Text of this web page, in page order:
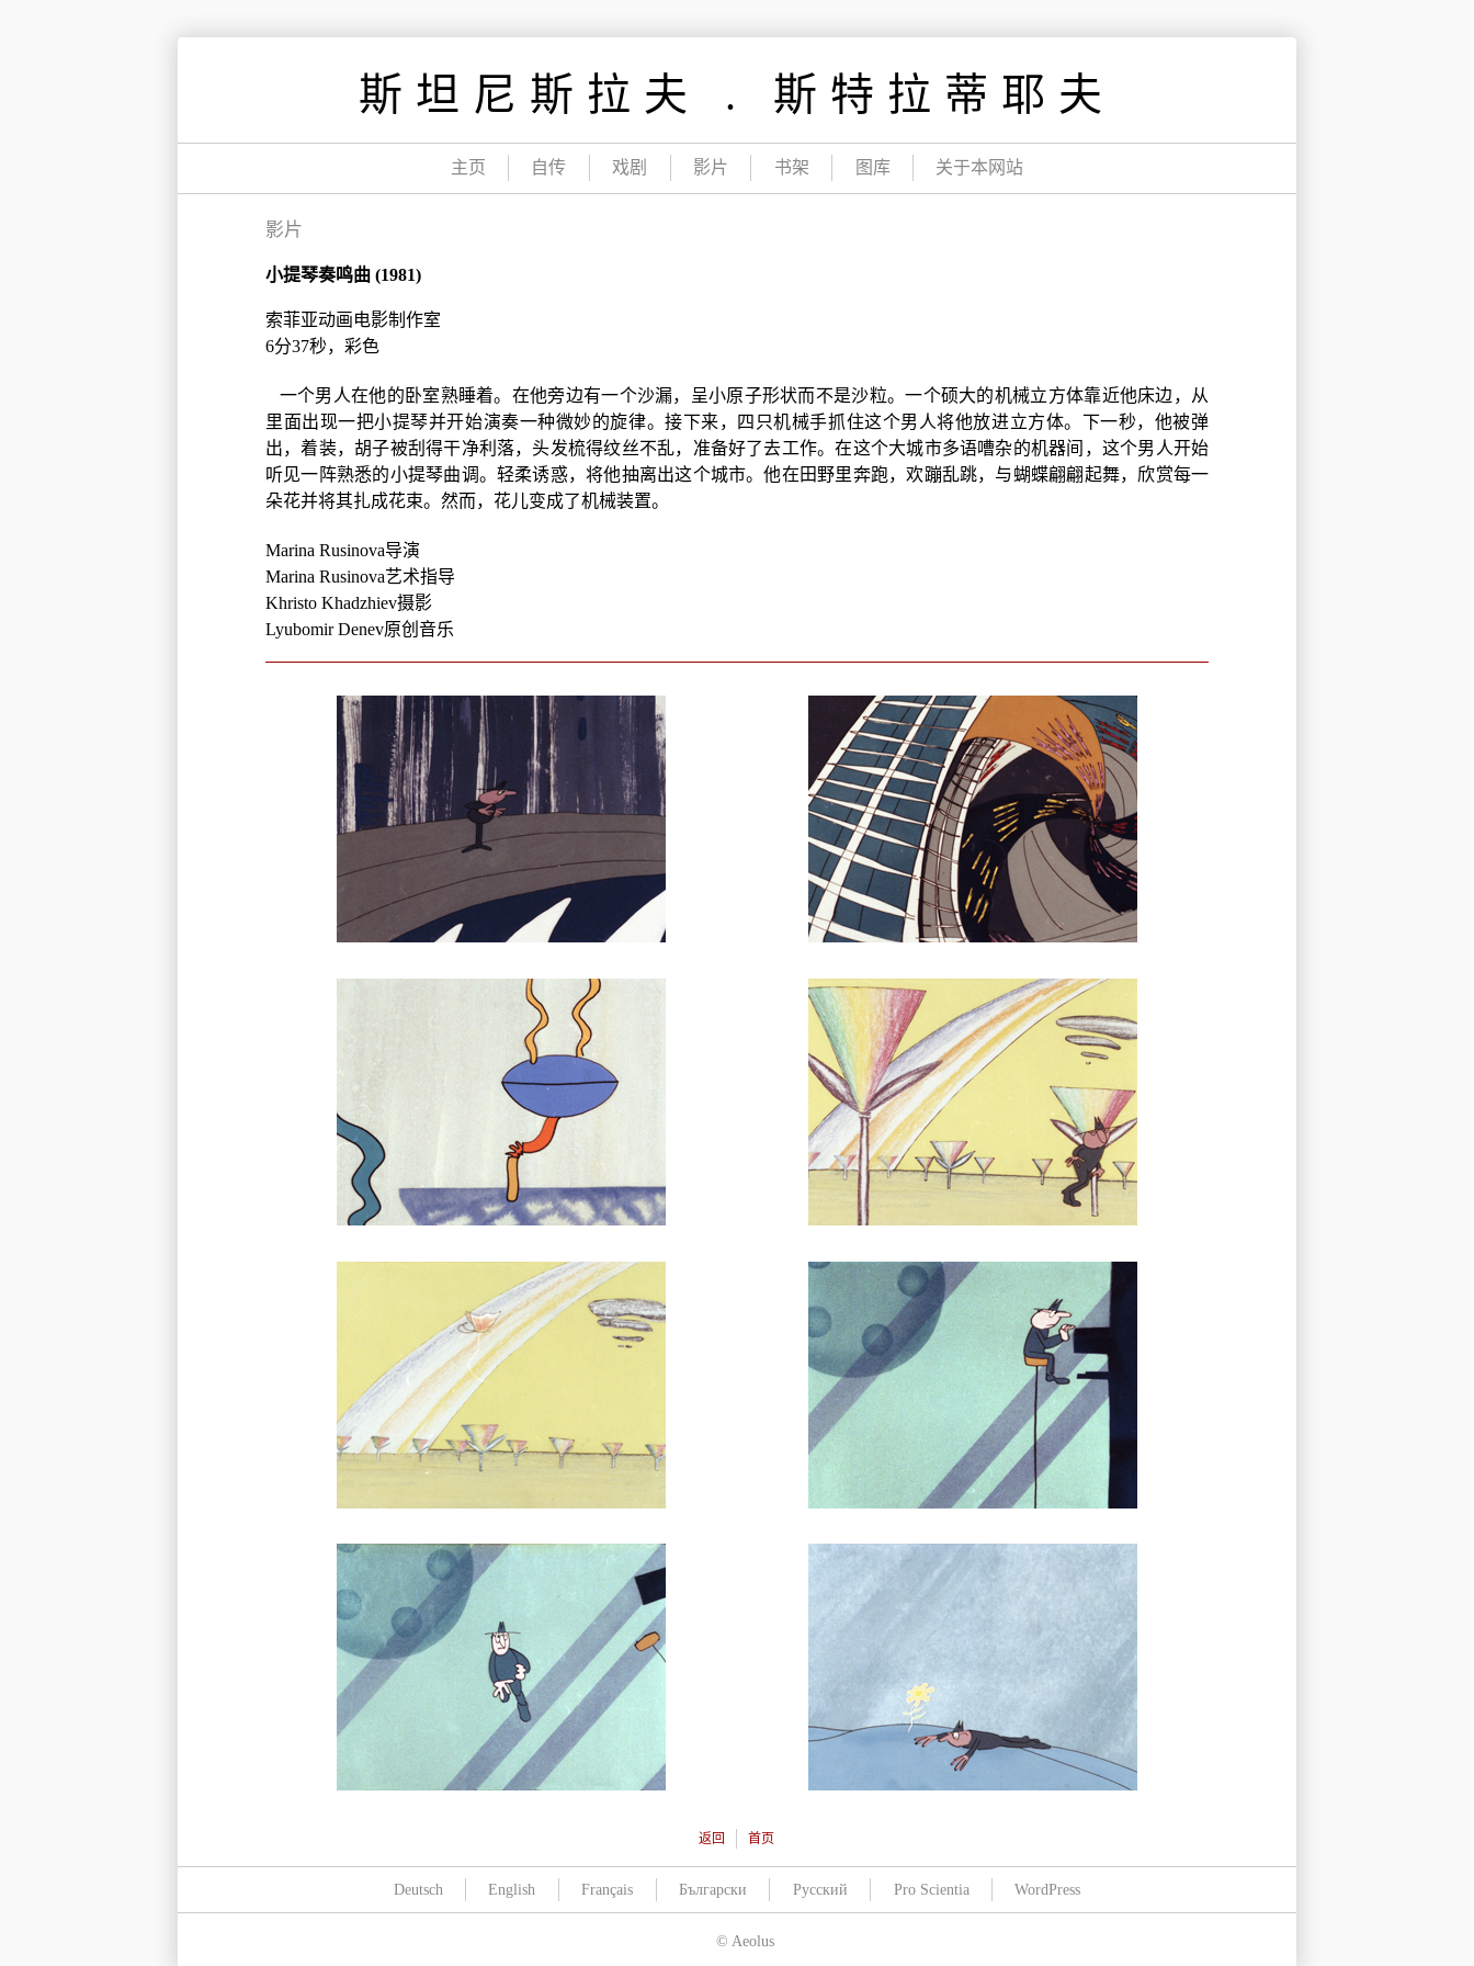
斯坦尼斯拉夫 . 斯特拉蒂耶夫
主页 自传 戏剧 影片 书架 图库 关于本网站
影片
小提琴奏鸣曲 (1981)
索菲亚动画电影制作室
6分37秒，彩色
一个男人在他的卧室熟睡着。在他旁边有一个沙漏，呈小原子形状而不是沙粒。一个硕大的机械立方体靠近他床边，从
里面出现一把小提琴并开始演奏一种微妙的旋律。接下来，四只机械手抓住这个男人将他放进立方体。下一秒，他被弹
出，着装，胡子被刮得干净利落，头发梳得纹丝不乱，准备好了去工作。在这个大城市多语嘈杂的机器间，这个男人开始
听见一阵熟悉的小提琴曲调。轻柔诱惑，将他抽离出这个城市。他在田野里奔跑，欢蹦乱跳，与蝴蝶翩翩起舞，欣赏每一
朵花并将其扎成花束。然而，花儿变成了机械装置。
Marina Rusinova导演
Marina Rusinova艺术指导
Khristo Khadzhiev摄影
Lyubomir Denev原创音乐
返回 首页
Deutsch English Français Български Русский Pro Scientia WordPress
© Aeolus